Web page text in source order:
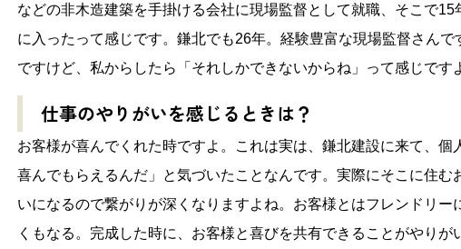
などの非木造建築を手掛ける会社に現場監督として就職、そこで15
に入ったって感じです。鎌北でも26年。経験豊富な現場監督さん
ですけど、私からしたら「それしかできないからね」って感じです
仕事のやりがいを感じるときは？
お客様が喜んでくれた時ですよ。これは実は、鎌北建設に来て、
喜んでもらえるんだ」と気づいたことなんです。実際にそこに住
いになるので繋がりが深くなりますよね。お客様とはフレンドリー
くもなる。完成した時に、お客様と喜びを共有できることがやりが